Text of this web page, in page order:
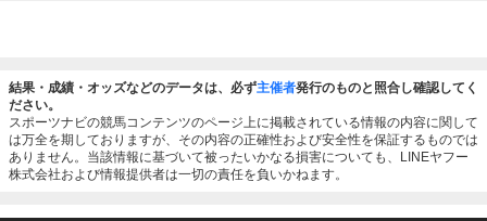
結果・成績・オッズなどのデータは、必ず主催者発行のものと照合し確認してく
ださい。
スポーツナビの競馬コンテンツのページ上に掲載されている情報の内容に関して
は万全を期しておりますが、その内容の正確性および安全性を保証するものでは
ありません。当該情報に基づいて被ったいかなる損害についても、LINEヤフー
株式会社および情報提供者は一切の責任を負いかねます。